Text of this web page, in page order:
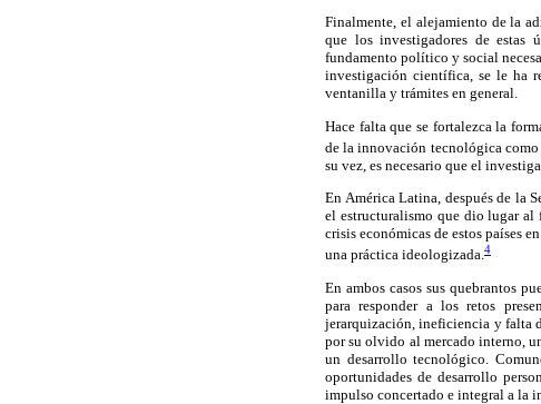
Finalmente, el alejamiento de la
que los investigadores de estas
fundamento político y social
investigación científica, se le ha
ventanilla y trámites en general.
Hace falta que se fortalezca la
de la innovación tecnológica
su vez, es necesario que el
En América Latina, después de la
el estructuralismo que dio lugar al
crisis económicas de estos países
una práctica ideologizada.4
En ambos casos sus quebrantos
para responder a los retos
jerarquización, ineficiencia y falta
por su olvido al mercado interno,
un desarrollo tecnológico.
oportunidades de desarrollo
impulso concertado e integral a la